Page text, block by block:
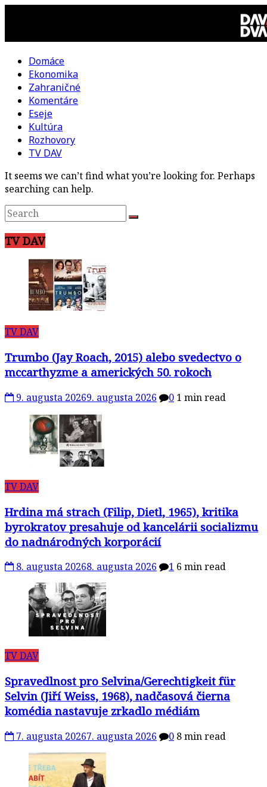
DAV
DVA
kultúrno-
politická
revue
Domáce
Ekonomika
Zahraničné
Komentáre
Eseje
Kultúra
Rozhovory
TV DAV
It seems we can’t find what you’re looking for. Perhaps
searching can help.
TV DAV
TV DAV
Trumbo (Jay Roach, 2015) alebo svedectvo o
mccarthyzme a amerických 50. rokoch
9. augusta 20269. augusta 2026 0 1 min read
TV DAV
Hrdina má strach (Filip, Dietl, 1965), kritika
byrokratov presahuje od kancelárii socializmu
do nadnárodných korporácií
8. augusta 20268. augusta 2026 1 6 min read
TV DAV
Spravedlnost pro Selvina/Gerechtigkeit für
Selvin (Jiří Weiss, 1968), nadčasová čierna
komédia nastavuje zrkadlo médiám
7. augusta 20267. augusta 2026 0 8 min read